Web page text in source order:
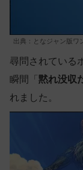
出典：となジャン版ワ
尋問されている
瞬間「 黙れ没収
れました。